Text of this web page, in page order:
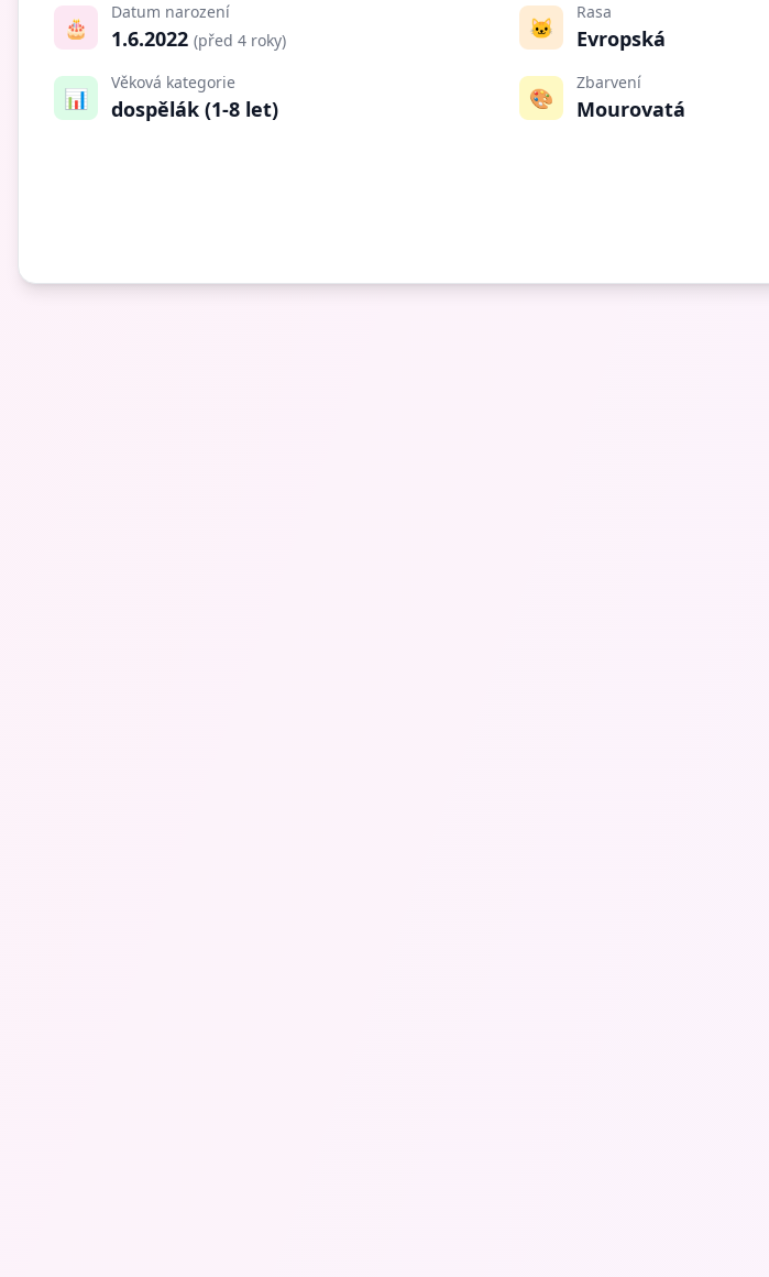
🎂
Datum narození
1.6.2022 (před 4 roky)
📊
Věková kategorie
dospělák (1-8 let)
🐱
Rasa
Evropská
🎨
Zbarvení
Mourovatá